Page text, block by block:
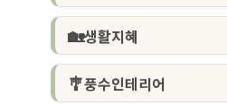
🏡생활지혜
🎐풍수인테리어